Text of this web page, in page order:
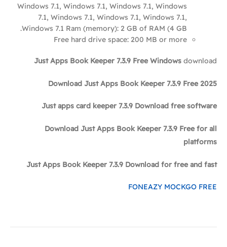
Windows 7.1, Windows 7.1, Windows 7.1, Windows
7.1, Windows 7.1, Windows 7.1, Windows 7.1,
Windows 7.1 Ram (memory): 2 GB of RAM (4 GB.
Free hard drive space: 200 MB or more
Just Apps Book Keeper 7.3.9 Free Windows download
Download Just Apps Book Keeper 7.3.9 Free 2025
Just apps card keeper 7.3.9 Download free software
Download Just Apps Book Keeper 7.3.9 Free for all
platforms
Just Apps Book Keeper 7.3.9 Download for free and fast
FONEAZY MOCKGO FREE